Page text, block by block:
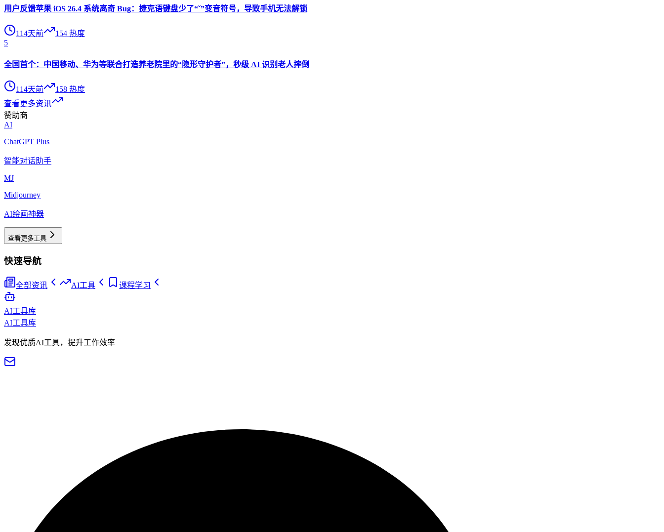
用户反馈苹果 iOS 26.4 系统离奇 Bug：捷克语键盘少了“ˇ”变音符号，导致手机无法解锁
114天前 154 热度
5
全国首个：中国移动、华为等联合打造养老院里的“隐形守护者”，秒级 AI 识别老人摔倒
114天前 158 热度
查看更多资讯
赞助商
AI
ChatGPT Plus
智能对话助手
MJ
Midjourney
AI绘画神器
查看更多工具
快速导航
全部资讯 AI工具 课程学习
AI工具库
AI工具库
发现优质AI工具，提升工作效率